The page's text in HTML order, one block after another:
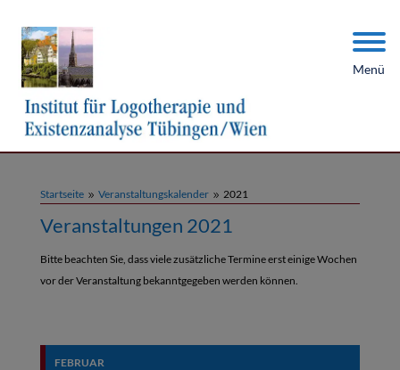
Menü
Startseite 9 Veranstaltungskalender 9 2021
Veranstaltungen 2021
Bitte beachten Sie, dass viele zusätzliche Termine erst einige Wochen
vor der Veranstaltung bekanntgegeben werden können.
FEBRUAR